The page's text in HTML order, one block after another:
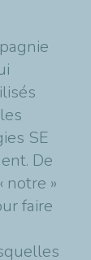
SE
De
notre »
faire